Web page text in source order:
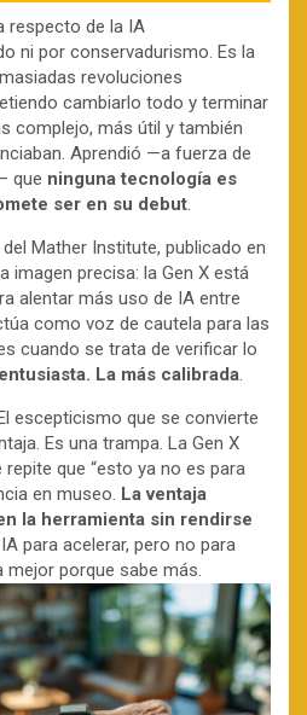
respecto de la IA
ni por conservadurismo. Es la
revoluciones
cambiarlo todo y terminar
complejo, más útil y también
Aprendió —a fuerza de
que ninguna tecnología es
ser en su debut.
Mather Institute, publicado en
imagen precisa: la Gen X está
alentar más uso de IA entre
como voz de cautela para las
cuando se trata de verificar lo
La más calibrada.
escepticismo que se convierte
Es una trampa. La Gen X
que “esto ya no es para
en museo. La ventaja
la herramienta sin rendirse
para acelerar, pero no para
mejor porque sabe más.